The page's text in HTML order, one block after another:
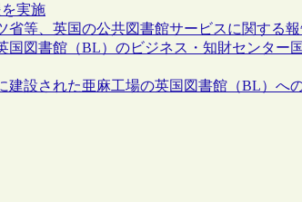
実施
省等、英国の公共図書館サービスに関する
国図書館（BL）のビジネス・知財センター
建設された亜麻工場の英国図書館（BL）へ